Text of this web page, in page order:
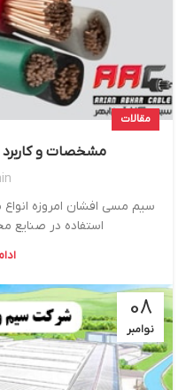
مقالات
مشخصات و
سیم مسی افشان امروزه
استفاده در صنایع
08
نوامبر